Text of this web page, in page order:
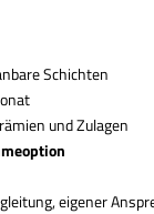
Schichten
und Zulagen
eigener